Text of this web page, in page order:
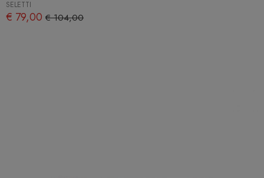
SELETTI
€ 79,00 € 104,00